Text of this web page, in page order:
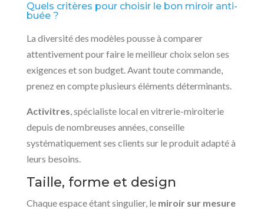
Quels critères pour choisir le bon miroir anti-
buée ?
La diversité des modèles pousse à comparer
attentivement pour faire le meilleur choix selon ses
exigences et son budget. Avant toute commande,
prenez en compte plusieurs éléments déterminants.
Activitres, spécialiste local en vitrerie-miroiterie
depuis de nombreuses années, conseille
systématiquement ses clients sur le produit adapté à
leurs besoins.
Taille, forme et design
Chaque espace étant singulier, le miroir sur mesure